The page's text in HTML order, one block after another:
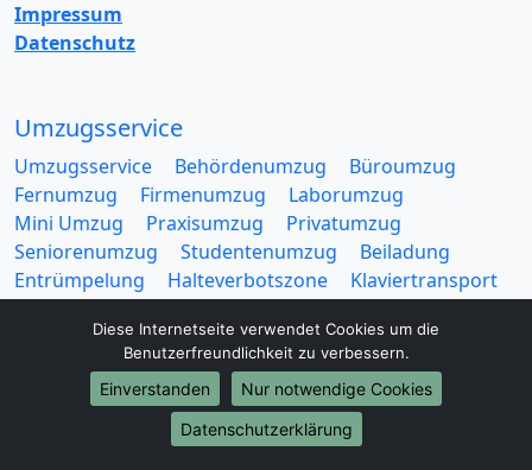
Impressum
Datenschutz
Umzugsservice
Umzugsservice Behördenumzug
Büroumzug
Fernumzug
Firmenumzug
Laborumzug
Mini Umzug
Praxisumzug
Privatumzug
Seniorenumzug
Studentenumzug
Beiladung
Entrümpelung
Halteverbotszone
Klaviertransport
Möbelmitfahrzentrale
Umzugskartons
Diese Internetseite verwendet Cookies um die
Benutzerfreundlichkeit zu verbessern.
Einverstanden
Nur notwendige Cookies
Datenschutzerklärung